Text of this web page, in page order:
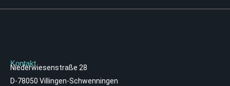
Kontakt
Niederwiesenstraße 28
D-78050 Villingen-Schwenningen